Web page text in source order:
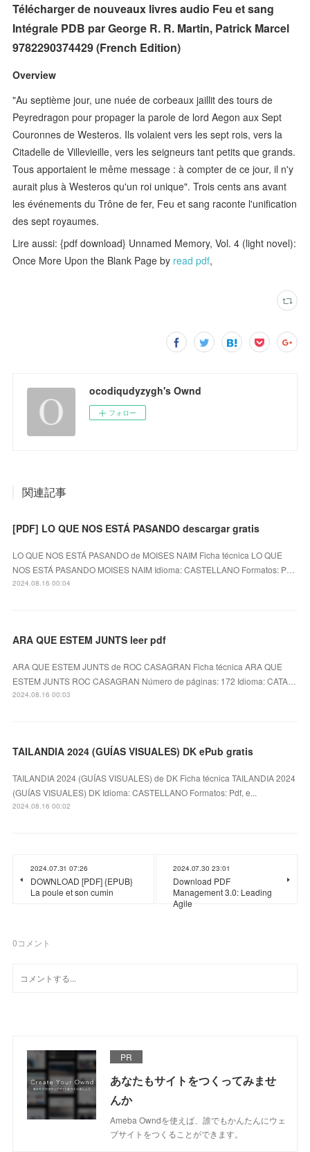
Télécharger de nouveaux livres audio Feu et sang
Intégrale PDB par George R. R. Martin, Patrick Marcel
9782290374429 (French Edition)
Overview
"Au septième jour, une nuée de corbeaux jaillit des tours de
Peyredragon pour propager la parole de lord Aegon aux Sept
Couronnes de Westeros. Ils volaient vers les sept rois, vers la
Citadelle de Villevieille, vers les seigneurs tant petits que grands.
Tous apportaient le même message : à compter de ce jour, il n'y
aurait plus à Westeros qu'un roi unique". Trois cents ans avant
les événements du Trône de fer, Feu et sang raconte l'unification
des sept royaumes.
Lire aussi: {pdf download} Unnamed Memory, Vol. 4 (light novel):
Once More Upon the Blank Page by read pdf,
ocodiqudyzygh's Ownd
フォロー
関連記事
[PDF] LO QUE NOS ESTÁ PASANDO descargar gratis
LO QUE NOS ESTÁ PASANDO de MOISES NAIM Ficha técnica LO QUE
NOS ESTÁ PASANDO MOISES NAIM Idioma: CASTELLANO Formatos: P…
2024.08.16 00:04
ARA QUE ESTEM JUNTS leer pdf
ARA QUE ESTEM JUNTS de ROC CASAGRAN Ficha técnica ARA QUE
ESTEM JUNTS ROC CASAGRAN Número de páginas: 172 Idioma: CATA…
2024.08.16 00:03
TAILANDIA 2024 (GUÍAS VISUALES) DK ePub gratis
TAILANDIA 2024 (GUÍAS VISUALES) de DK Ficha técnica TAILANDIA 2024
(GUÍAS VISUALES) DK Idioma: CASTELLANO Formatos: Pdf, e...
2024.08.16 00:02
2024.07.31 07:26
DOWNLOAD [PDF] {EPUB}
La poule et son cumin
2024.07.30 23:01
Download PDF
Management 3.0: Leading
Agile
0コメント
PR
あなたもサイトをつくってみませ
んか
Ameba Owndを使えば、誰でもかんたんにウェ
ブサイトをつくることができます。